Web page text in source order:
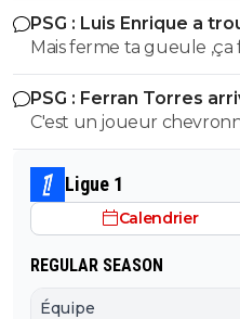
PSG : Luis Enrique a
Mais ferme ta gueule ,ça
en disant qu'il sera
pauvre abruti de
PSG : Ferran Torres
C'est un joueur
marché et Gots n'a rien
Ligue 1
Calendrier
REGULAR SEASON
Équipe